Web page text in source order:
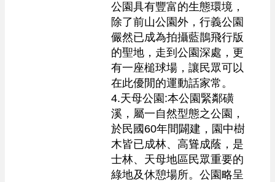
公園具有豐富的生態環境，
除了前山公園外，行義公園
儼然已成為拍攝藍鵲飛行版
的聖地，走到公園深處，更
有一座槌球場，讓民眾可以
在此優閒的運動話家常。
4.天母公園:本公園緊鄰磺
溪，屬一自然型態之公園，
於民國60年間闢建，園中樹
木皆已成林、高聳成蔭，是
士林、天母地區民眾重要的
綠地及休憩場所。公園略呈